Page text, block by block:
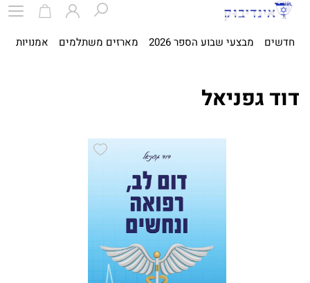
חדשים מבצעי שבוע הספר 2026 מארזים משתלמים אמנויות
דוד גפניאל